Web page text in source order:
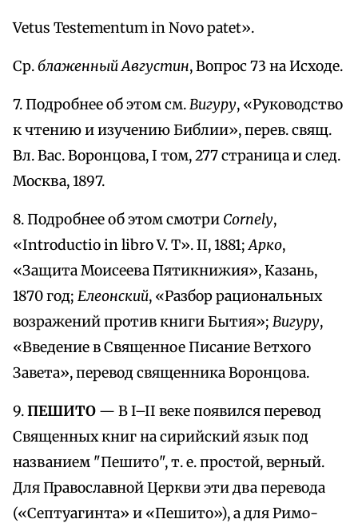
Vetus Testementum in Novo patet».
Ср.блаженный Августин, Вопрос 73 на Исходе.
7. Подробнее об этом см.Вигуру, «Руководство
к чтению и изучению Библии», перев. свящ.
Вл. Вас. Воронцова, I том, 277 страница и след.
Москва, 1897.
8. Подробнее об этом смотри Cornely,
«Introductio in libro V. T». II, 1881;Арко,
«Защита Моисеева Пятикнижия», Казань,
1870 год; Елеонский, «Разбор рациональных
возражений против книги Бытия»; Вигуру,
«Введение в Священное Писание Ветхого
Завета», перевод священника Воронцова.
9.ПЕШИТО — В I–II веке появился перевод
Священных книг на сирийский язык под
названием "Пешито", т. е. простой, верный.
Для Православной Церкви эти два перевода
(«Септуагинта» и «Пешито»), а для Римо-